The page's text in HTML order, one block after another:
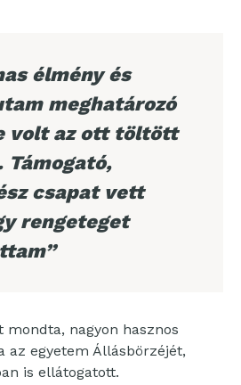
élmény és
meghatározó
volt az ott töltött
Támogató,
csapat vett
rengeteget
mondta, nagyon hasznos
az egyetem Állásbörzéjét,
is ellátogatott.